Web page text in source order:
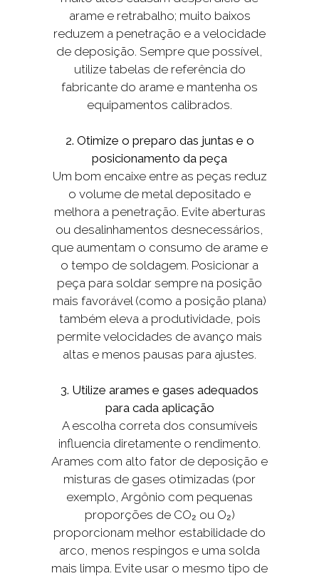
arame e retrabalho; muito baixos
reduzem a penetração e a velocidade
de deposição. Sempre que possível,
utilize tabelas de referência do
fabricante do arame e mantenha os
equipamentos calibrados.
2. Otimize o preparo das juntas e o
posicionamento da peça
Um bom encaixe entre as peças reduz
o volume de metal depositado e
melhora a penetração. Evite aberturas
ou desalinhamentos desnecessários,
que aumentam o consumo de arame e
o tempo de soldagem. Posicionar a
peça para soldar sempre na posição
mais favorável (como a posição plana)
também eleva a produtividade, pois
permite velocidades de avanço mais
altas e menos pausas para ajustes.
3. Utilize arames e gases adequados
para cada aplicação
A escolha correta dos consumíveis
influencia diretamente o rendimento.
Arames com alto fator de deposição e
misturas de gases otimizadas (por
exemplo, Argônio com pequenas
proporções de CO₂ ou O₂)
proporcionam melhor estabilidade do
arco, menos respingos e uma solda
mais limpa. Evite usar o mesmo tipo de